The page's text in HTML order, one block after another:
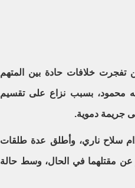
الواقعة إلى شهر يونيو 2025، حين تفجرت خلافات حادة بين المتهم
ونجله محمود، بسبب نزاع على تقسيم
جريمة دموية.
سلاح ناري، وأطلق عدة طلقات
عن مقتلهما في الحال، وسط حالة